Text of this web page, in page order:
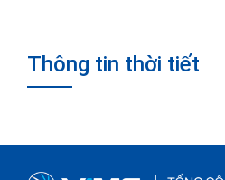
Thông tin thời tiết